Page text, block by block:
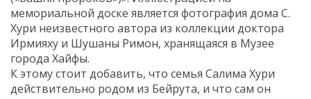
мемориальной доске является фотография дома С.
Хури неизвестного автора из коллекции доктора
Ирмияху и Шушаны Римон, хранящаяся в Музее
города Хайфы.
К этому стоит добавить, что семья Салима Хури
действительно родом из Бейрута, и что сам он